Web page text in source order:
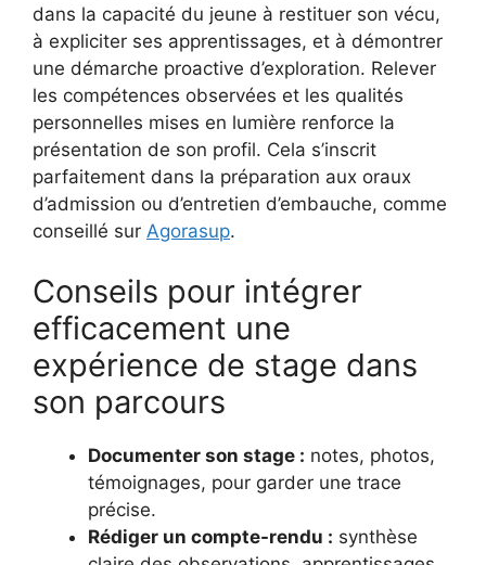
dans la capacité du jeune à restituer son vécu,
à expliciter ses apprentissages, et à démontrer
une démarche proactive d’exploration. Relever
les compétences observées et les qualités
personnelles mises en lumière renforce la
présentation de son profil. Cela s’inscrit
parfaitement dans la préparation aux oraux
d’admission ou d’entretien d’embauche, comme
conseillé sur Agorasup.
Conseils pour intégrer
efficacement une
expérience de stage dans
son parcours
Documenter son stage : notes, photos,
témoignages, pour garder une trace
précise.
Rédiger un compte-rendu : synthèse